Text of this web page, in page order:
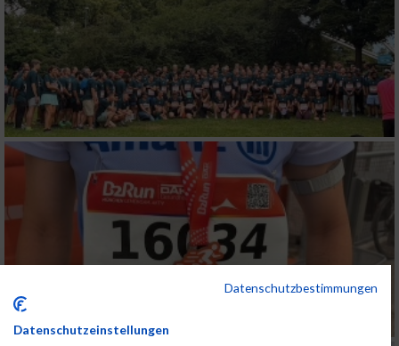
Datenschutzbestimmungen
Datenschutzeinstellungen